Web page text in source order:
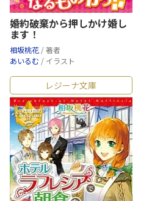
婚約破棄から押しかけ婚し
ます！
相坂桃花 / 著者
あいるむ / イラスト
レジーナ文庫